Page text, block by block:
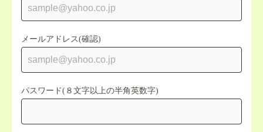
メールアドレス(確認)
パスワード(８文字以上の半角英数字)